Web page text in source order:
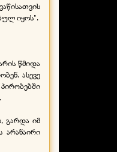
იყოს".
წმიდა
ასევე
გარდა იმ
არანაირი